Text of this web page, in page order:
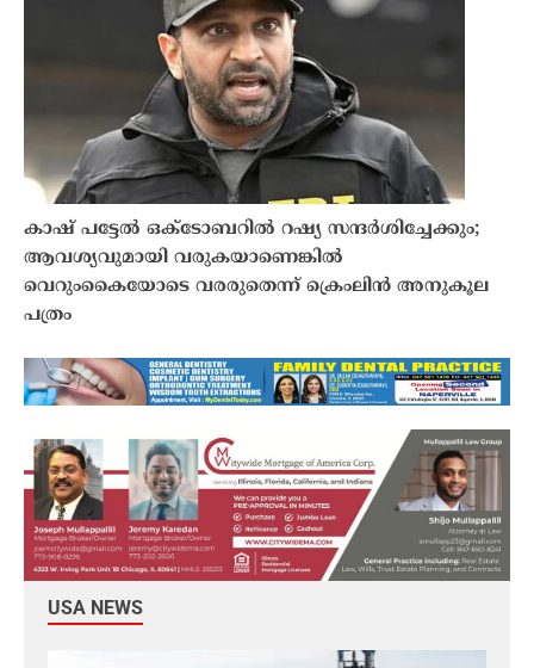
കാഷ് പട്ടേൽ ഒക്ടോബറിൽ റഷ്യ സന്ദർശിച്ചേക്കും;
ആവശ്യവുമായി വരുകയാണെങ്കിൽ
വെറുംകൈയോടെ വരരുതെന്ന് ക്രെംലിൻ അനുകൂല
പത്രം
USA NEWS